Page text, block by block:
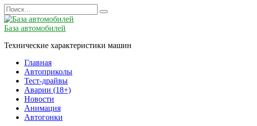
Перейти
к
содержанию
Search
for:
База автомобилей
Технические характеристики машин
Главная
Автоприколы
Тест-драйвы
Аварии (18+)
Новости
Анимация
Автогонки